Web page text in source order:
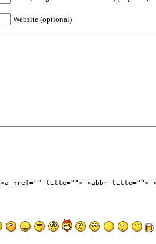
Website (optional)
<a href="" title=""> <abbr title="">